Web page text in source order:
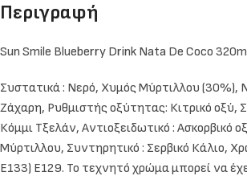
Περιγραφή
Sun Smile Blueberry Drink Nata De Coco
Συστατικά : Νερό, Χυμός Μύρτιλλου (30%),
Ζάχαρη, Ρυθμιστής οξύτητας: Κιτρικό οξύ,
Κόμμι Τξελάν, Αντιοξειδωτικό : Ασκορβικό
Μύρτιλλου, Συντηρητικό : Σερβικό Κάλιo,
E133) E129. Το τεχνητό χρώμα μπορεί να